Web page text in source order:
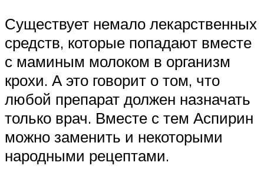
Существует немало лекарственных
средств, которые попадают вместе
с маминым молоком в организм
крохи. А это говорит о том, что
любой препарат должен назначать
только врач. Вместе с тем Аспирин
можно заменить и некоторыми
народными рецептами.